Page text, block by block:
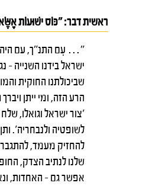
ראשית דבר: "כּוֹס ישׁוּעוֹת
"… עִם התנ"ך, עם
ישראל בידנו השנייה –
שביכולתנו החוקית
הרע הזה, ומי ייתן
'צור ישראל וגואלו,
לשופטיה ולנבחריה'.
להחזיק מעמד,
שלנו לנתיב הצדק,
אפשר גם – האחדות,